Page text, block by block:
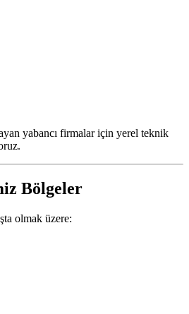
yabancı firmalar için yerel teknik
Bölgeler
olmak üzere: